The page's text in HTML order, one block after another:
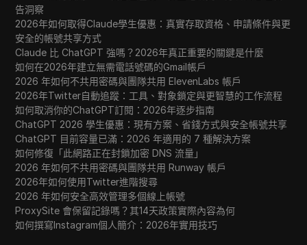
告洞察
2026年如何取得Claude學生優惠：真實存取資格、申請條件與更
安全的帳號共享方式
Claude 比 ChatGPT 強嗎？2026年真正重要的關鍵是什麼
如何在2026年建立無需電話號碼的Gmail帳戶
2026 年如何不共用密碼與團隊共用 ElevenLabs 帳戶
2026年Twitter自動追蹤：工具、對象鎖定與更智慧的工作流程
如何取消你的ChatGPT訂閱：2026年逐步指南
ChatGPT 2026 學生優惠：現有方案、省錢方式與安全帳號共享
ChatGPT 目前容量已滿：2026 年適用的 7 種解決方案
如何修復「此網路正在封鎖加密 DNS 流量」
2026 年如何不共用密碼與團隊共用 Runway 帳戶
2026年如何使用Twitter進階搜尋
2026 年如何安全高效管理多個線上帳號
ProxySite 會保留記錄嗎？其14天政策實際內容為何
如何撰寫Instagram個人簡介：2026年實用技巧